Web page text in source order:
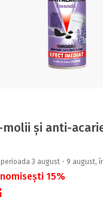
și anti-
3 august - 9 august,
15%